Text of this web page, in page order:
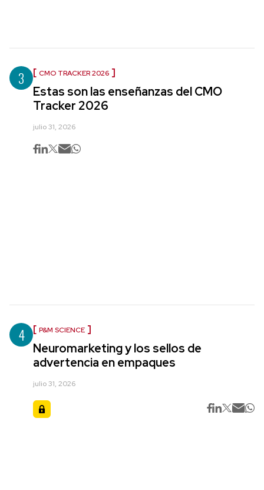
3 CMO TRACKER 2026
Estas son las enseñanzas del CMO
Tracker 2026
julio 31, 2026
4 P&M SCIENCE
Neuromarketing y los sellos de
advertencia en empaques
julio 31, 2026